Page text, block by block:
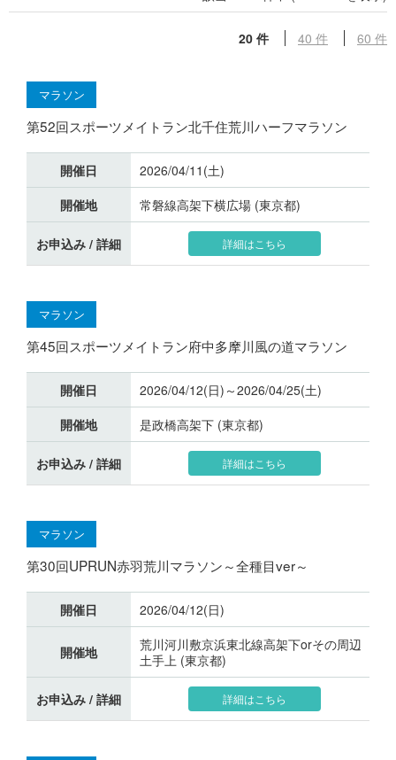
20 件 40 件 60 件
マラソン
第52回スポーツメイトラン北千住荒川ハーフマラソン
開催日
2026/04/11(土)
開催地
常磐線高架下横広場 (東京都)
お申込み / 詳細 詳細はこちら
マラソン
第45回スポーツメイトラン府中多摩川風の道マラソン
開催日
2026/04/12(日)～2026/04/25(土)
開催地
是政橋高架下 (東京都)
お申込み / 詳細 詳細はこちら
マラソン
第30回UPRUN赤羽荒川マラソン～全種目ver～
開催日 2026/04/12(日)
開催地
荒川河川敷京浜東北線高架下orその周辺
土手上 (東京都)
お申込み / 詳細 詳細はこちら